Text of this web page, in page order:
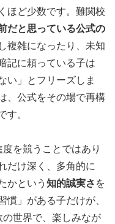
ほど少数です。難関校
だと思っている公式の
複雑になったり、未知
記に頼っている子は
い」とフリーズしま
、公式をその場で再構
す。
を競うことではあり
だけ深く、多角的に
かという 知的誠実さ を
慣」がある子だけが、
世界で、楽しみなが